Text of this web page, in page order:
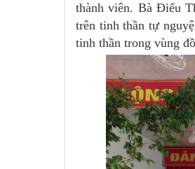
thành viên. Bà Điểu
trên tinh thần tự
tinh thần trong vùng